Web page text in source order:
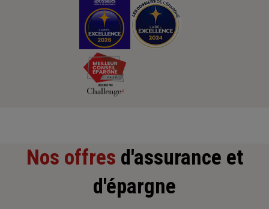
Nos offres d'assurance et
d'épargne